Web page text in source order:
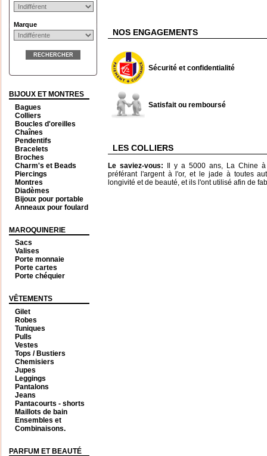
Marque
RECHERCHER
BIJOUX ET MONTRES
Bagues
Colliers
Boucles d'oreilles
Chaînes
Pendentifs
Bracelets
Broches
Charm's et Beads
Piercings
Montres
Diadèmes
Bijoux pour portable
Anneaux pour foulard
MAROQUINERIE
Sacs
Valises
Porte monnaie
Porte cartes
Porte chéquier
VÊTEMENTS
Gilet
Robes
Tuniques
Pulls
Vestes
Tops / Bustiers
Chemisiers
Jupes
Leggings
Pantalons
Jeans
Pantacourts - shorts
Maillots de bain
Ensembles et
Combinaisons.
PARFUM ET BEAUTÉ
NOS ENGAGEMENTS
Sécurité et confidentialité
Satisfait ou remboursé
LES COLLIERS
Le saviez-vous:
Il y a 5000 ans, La Chine
préférant l'argent à l'or, et le jade à toutes
longivité et de beauté, et ils l'ont utilisé afin de